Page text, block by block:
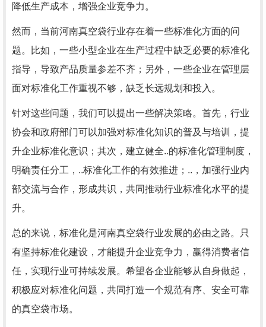
降低生产成本，增强企业竞争力。
然而，当前河南真空袋行业存在着一些标准化方面的问
题。比如，一些小型企业在生产过程中缺乏必要的标准化
指导，导致产品质量参差不齐；另外，一些企业在管理层
面对标准化工作重视不够，缺乏长远规划和投入。
针对这些问题，我们可以提出一些解决策略。首先，行业
协会和政府部门可以加强对标准化知识的普及与培训，提
升企业标准化意识；其次，建立健全..的标准化管理制度，
明确责任分工，..标准化工作的有效推进；..，加强行业内
部交流与合作，形成共识，共同推动行业标准化水平的提
升。
总的来说，标准化是河南真空袋行业发展的必由之路。只
有坚持标准化建设，才能提升企业竞争力，赢得消费者信
任，实现行业可持续发展。希望各企业能够从自身做起，
积极应对标准化问题，共同打造一个规范有序、安全可靠
的真空袋市场。